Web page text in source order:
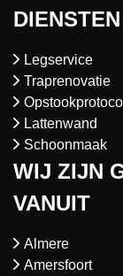
DIENSTEN
Legservice
Traprenovatie
Lattenwand
Schoonmaak
WIJ ZIJN
VANUIT
Almere
Amersfoort